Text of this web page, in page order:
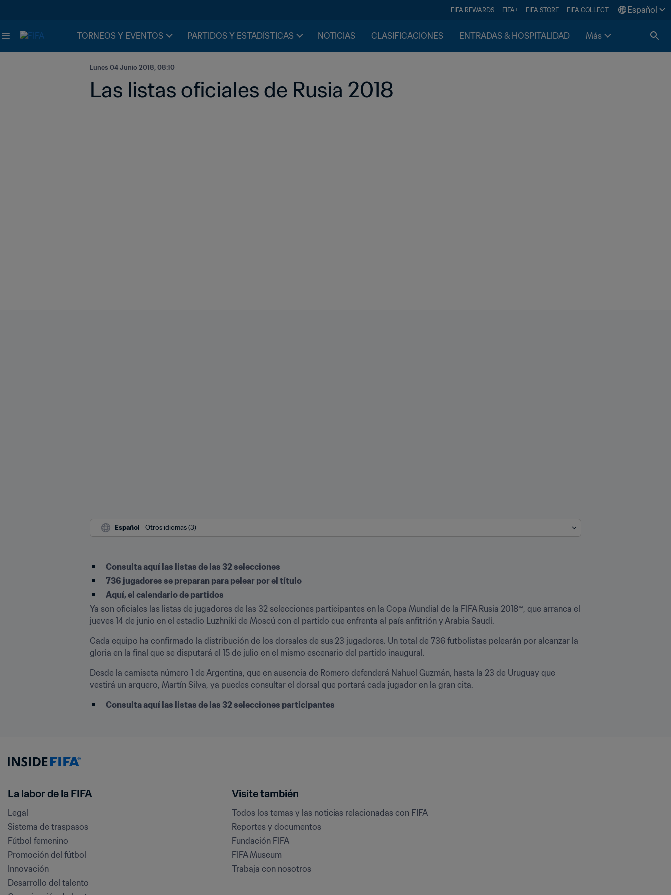
FIFA REWARDS FIFA+ FIFA STORE FIFA COLLECT Español
TORNEOS Y EVENTOS PARTIDOS Y ESTADÍSTICAS NOTICIAS CLASIFICACIONES ENTRADAS & HOSPITALIDAD Más
Lunes 04 Junio 2018, 08:10
Las listas oficiales de Rusia 2018
Español - Otros idiomas (3)
​Consulta aquí las listas de las 32 selecciones
736 jugadores se preparan para pelear por el título
Aquí, el calendario de partidos
Ya son oficiales las listas de jugadores de las 32 selecciones participantes en la Copa Mundial de la FIFA Rusia 2018™, que arranca el
jueves 14 de junio en el estadio Luzhniki de Moscú con el partido que enfrenta al país anfitrión y Arabia Saudí.
Cada equipo ha confirmado la distribución de los dorsales de sus 23 jugadores. Un total de 736 futbolistas pelearán por alcanzar la
gloria en la final que se disputará el 15 de julio en el mismo escenario del partido inaugural.
Desde la camiseta número 1 de Argentina, que en ausencia de Romero defenderá Nahuel Guzmán, hasta la 23 de Uruguay que
vestirá un arquero, Martín Silva, ya puedes consultar el dorsal que portará cada jugador en la gran cita.
Consulta aquí las listas de las 32 selecciones participantes
La labor de la FIFA
Legal
Sistema de traspasos
Fútbol femenino
Promoción del fútbol
Innovación
Desarrollo del talento
Visite también
Todos los temas y las noticias relacionadas con FIFA
Reportes y documentos
Fundación FIFA
FIFA Museum
Trabaja con nosotros